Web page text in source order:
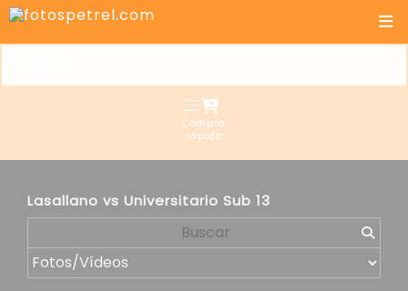
Compra
rápida
Lasallano vs Universitario Sub 13